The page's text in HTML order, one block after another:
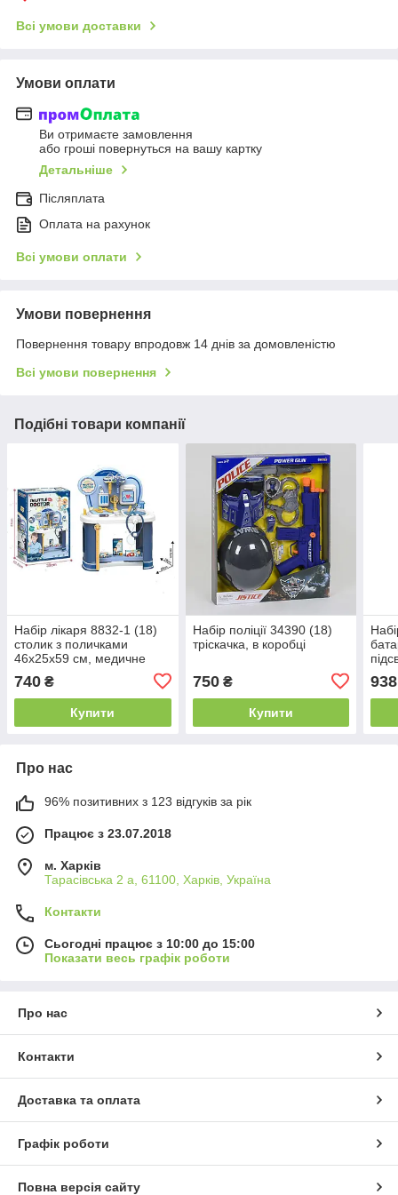
Всі умови доставки
Умови оплати
Ви отримаєте замовлення
або гроші повернуться на вашу картку
Детальніше
Післяплата
Оплата на рахунок
Всі умови оплати
Умови повернення
Повернення товару впродовж 14 днів за домовленістю
Всі умови повернення
Подібні товари компанії
Набір лікаря 8832-1 (18)
столик з поличками
46х25х59 см, медичне
елементи, в коробці
740 ₴
Купити
Набір поліції 34390 (18)
тріскачка, в коробці
750₴
Купити
938
Про нас
96% позитивних з 123 відгуків за рік
Працює з 23.07.2018
м. Харків
Тарасівська 2 а, 61100, Харків, Україна
Контакти
Сьогодні працює з 10:00 до 15:00
Показати весь графік роботи
Про нас
Контакти
Доставка та оплата
Графік роботи
Повна версія сайту